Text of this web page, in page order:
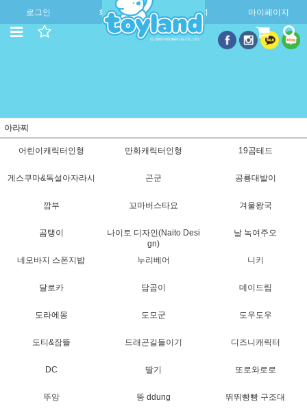
로그인 회원가입 주문조회 마이페이지
아라찌
어린이캐릭터인형 만화캐릭터인형 19곰테드
게스쿠마&독설아자라시 곤군 공룡대발이
깜부 꼬마버스타요 겨울왕국
곰탱이
나이토 디자인(Naito Desi
gn)
날 녹여주오
네모바지 스폰지밥 누리베어 니키
달로카 담곰이 데이드림
도라에몽 도모군 도우도우
도티&잠뜰 드래곤길들이기 디즈니캐릭터
DC 딸기 또로와로로
뚜앙 뚱 ddung 뛰뛰빵빵 구조대